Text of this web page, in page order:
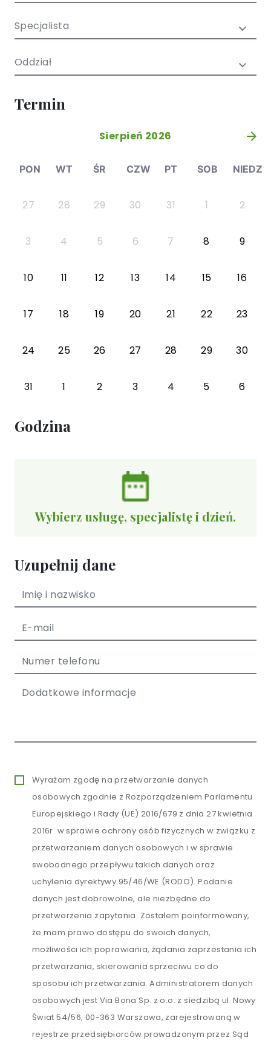
młodzieży
Specjalista
Oddział
Termin
Sierpień 2026 »
PON WT ŚR CZW PT SOB NIEDZ
27 28 29 30 31 1 2
3 4 5 6 7 8 9
10 11 12 13 14 15 16
17 18 19 20 21 22 23
24 25 26 27 28 29 30
31 1 2 3 4 5 6
Godzina
Wybierz usługę, specjalistę i dzień.
Uzupełnij dane
Wyrażam zgodę na przetwarzanie danych
osobowych zgodnie z Rozporządzeniem Parlamentu
Europejskiego i Rady (UE) 2016/679 z dnia 27 kwietnia
2016r. w sprawie ochrony osób fizycznych w związku z
przetwarzaniem danych osobowych i w sprawie
swobodnego przepływu takich danych oraz
uchylenia dyrektywy 95/46/WE (RODO). Podanie
danych jest dobrowolne, ale niezbędne do
przetworzenia zapytania. Zostałem poinformowany,
że mam prawo dostępu do swoich danych,
możliwości ich poprawiania, żądania zaprzestania ich
przetwarzania, skierowania sprzeciwu co do
sposobu ich przetwarzania. Administratorem danych
osobowych jest Via Bona Sp. z o.o. z siedzibą ul. Nowy
Świat 54/56, 00-363 Warszawa, zarejestrowaną w
rejestrze przedsiębiorców prowadzonym przez Sąd